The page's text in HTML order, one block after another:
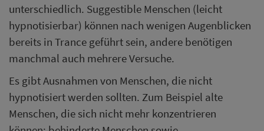
unterschiedlich. Suggestible Menschen (leicht
hypnotisierbar) können nach wenigen Augenblicken
bereits in Trance geführt sein, andere benötigen
manchmal auch mehrere Versuche.
Es gibt Ausnahmen von Menschen, die nicht
hypnotisiert werden sollten. Zum Beispiel alte
Menschen, die sich nicht mehr konzentrieren